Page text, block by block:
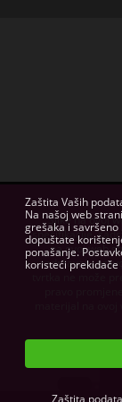
Slike na ovoj
specifikacije,
na ovoj web
zadržavaju
pravo
Zaštita Vaših
Na našoj web
grešaka i
dopuštate
ponašanje.
koristeći prekidače
Zaštita